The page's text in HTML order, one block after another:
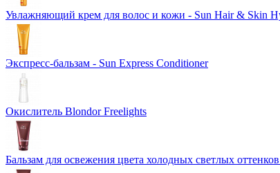
Увлажняющий крем для волос и кожи - Sun Hair & Skin
Экспресс-бальзам - Sun Express Conditioner
Окислитель Blondor Freelights
Бальзам для освежения цвета холодных светлых